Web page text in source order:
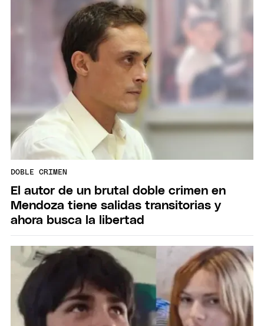
DOBLE CRIMEN
El autor de un brutal doble crimen en
Mendoza tiene salidas transitorias y
ahora busca la libertad